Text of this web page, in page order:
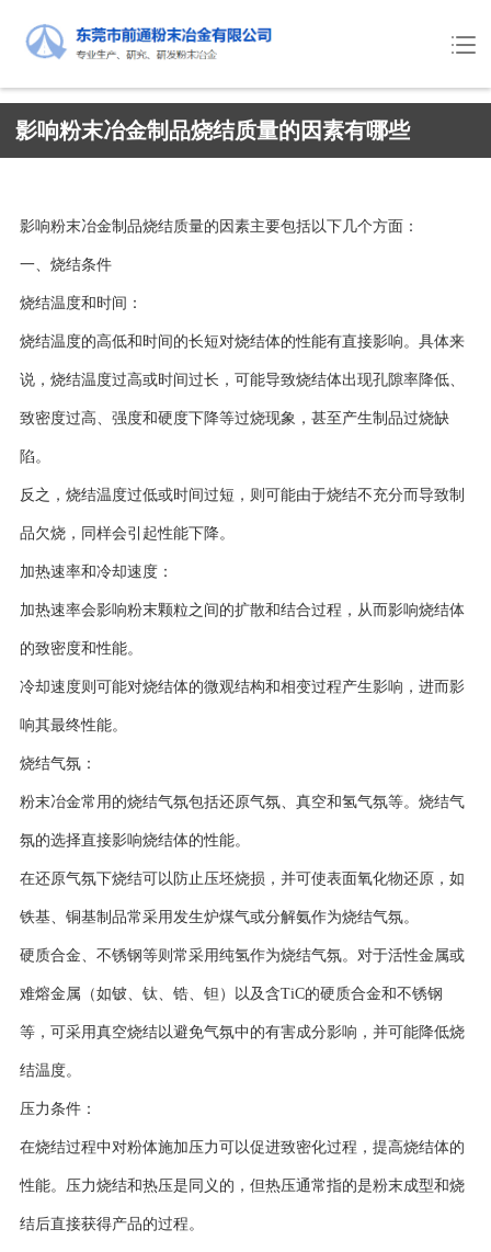
影响粉末冶金制品烧结质量的因素有哪些
影响粉末冶金制品烧结质量的因素主要包括以下几个方面：
一、烧结条件
烧结温度和时间：
烧结温度的高低和时间的长短对烧结体的性能有直接影响。具体来
说，烧结温度过高或时间过长，可能导致烧结体出现孔隙率降低、
致密度过高、强度和硬度下降等过烧现象，甚至产生制品过烧缺
陷。
反之，烧结温度过低或时间过短，则可能由于烧结不充分而导致制
品欠烧，同样会引起性能下降。
加热速率和冷却速度：
加热速率会影响粉末颗粒之间的扩散和结合过程，从而影响烧结体
的致密度和性能。
冷却速度则可能对烧结体的微观结构和相变过程产生影响，进而影
响其最终性能。
烧结气氛：
粉末冶金常用的烧结气氛包括还原气氛、真空和氢气氛等。烧结气
氛的选择直接影响烧结体的性能。
在还原气氛下烧结可以防止压坯烧损，并可使表面氧化物还原，如
铁基、铜基制品常采用发生炉煤气或分解氨作为烧结气氛。
硬质合金、不锈钢等则常采用纯氢作为烧结气氛。对于活性金属或
难熔金属（如铍、钛、锆、钽）以及含TiC的硬质合金和不锈钢
等，可采用真空烧结以避免气氛中的有害成分影响，并可能降低烧
结温度。
压力条件：
在烧结过程中对粉体施加压力可以促进致密化过程，提高烧结体的
性能。压力烧结和热压是同义的，但热压通常指的是粉末成型和烧
结后直接获得产品的过程。